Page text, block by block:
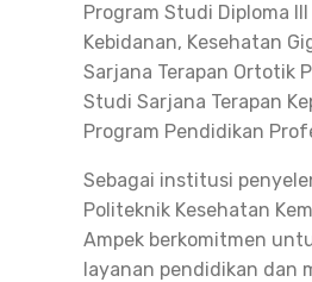
Program Studi Diploma
Kebidanan, Kesehatan
Sarjana Terapan Ortotik
Studi Sarjana Terapan
Program Pendidikan
Sebagai institusi
Politeknik Kesehatan
Ampek berkomitmen
layanan pendidikan dan